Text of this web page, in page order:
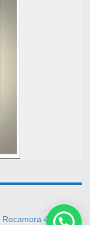
Rocamora 4029